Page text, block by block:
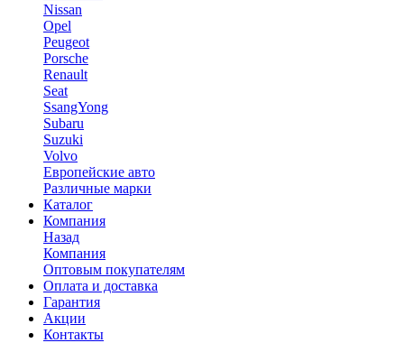
Nissan
Opel
Peugeot
Porsche
Renault
Seat
SsangYong
Subaru
Suzuki
Volvo
Европейские авто
Различные марки
Каталог
Компания
Назад
Компания
Оптовым покупателям
Оплата и доставка
Гарантия
Акции
Контакты